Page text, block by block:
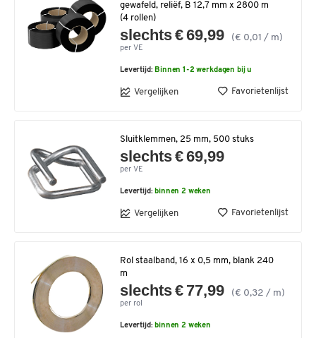
gewafeld, reliëf, B 12,7 mm x 2800 m
(4 rollen)
slechts € 69,99 (€ 0,01 / m)
per VE
Levertijd: Binnen 1-2 werkdagen bij u
Vergelijken Favorietenlijst
Sluitklemmen, 25 mm, 500 stuks
slechts € 69,99
per VE
Levertijd: binnen 2 weken
Vergelijken Favorietenlijst
Rol staalband, 16 x 0,5 mm, blank 240
m
slechts € 77,99 (€ 0,32 / m)
per rol
Levertijd: binnen 2 weken